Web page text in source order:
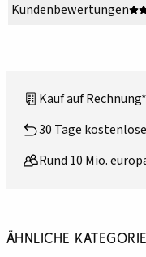
Kundenbewertungen
Kauf auf
30 Tage
Rund 10 Mio.
Ähnliche